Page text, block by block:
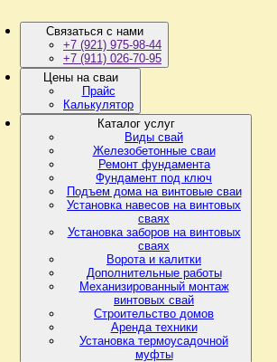
Связаться с нами
+7 (921) 975-98-44
+7 (911) 026-70-95
Цены на сваи
Прайс
Калькулятор
Каталог услуг
Виды свай
Железобетонные сваи
Ремонт фундамента
Фундамент под ключ
Подъем дома на винтовые сваи
Установка навесов на винтовых
сваях
Установка заборов на винтовых
сваях
Ворота и калитки
Дополнительные работы
Механизированный монтаж
винтовых свай
Строительство домов
Аренда техники
Установка термоусадочной
муфты